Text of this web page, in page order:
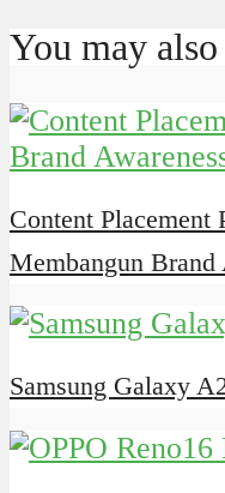
You may
Content Placement
Membangun Brand
Samsung Galaxy